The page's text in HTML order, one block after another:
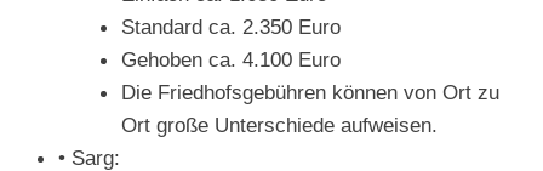
Standard ca. 2.350 Euro
Gehoben ca. 4.100 Euro
Die Friedhofsgebühren können von Ort zu
Ort große Unterschiede aufweisen.
• Sarg: